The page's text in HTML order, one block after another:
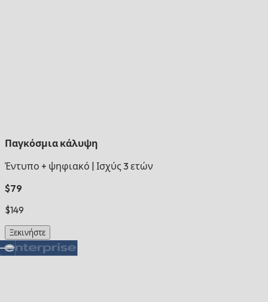
Παγκόσμια κάλυψη
Έντυπο + ψηφιακό Ισχύς 3 ετών
$79
$149
Ξεκινήστε